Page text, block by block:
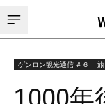
ゲンロン観光通信 ＃６ 旅